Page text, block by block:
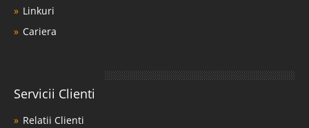
Linkuri
Cariera
Servicii Clienti
Relatii Clienti